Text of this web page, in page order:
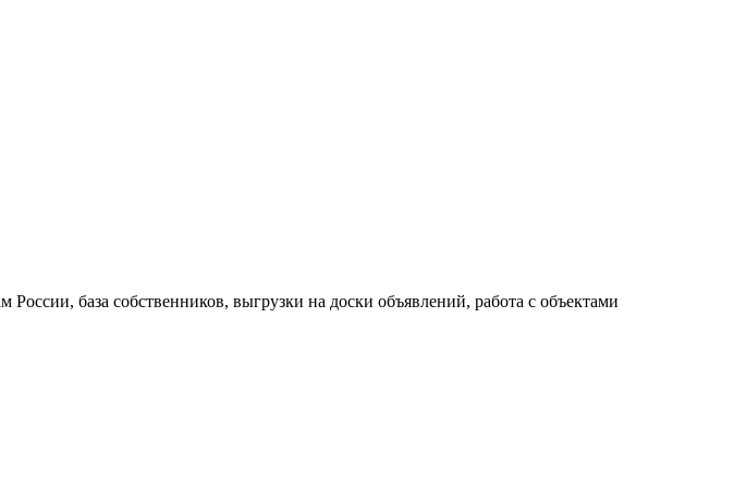
база собственников, выгрузки на доски объявлений, работа с объектами